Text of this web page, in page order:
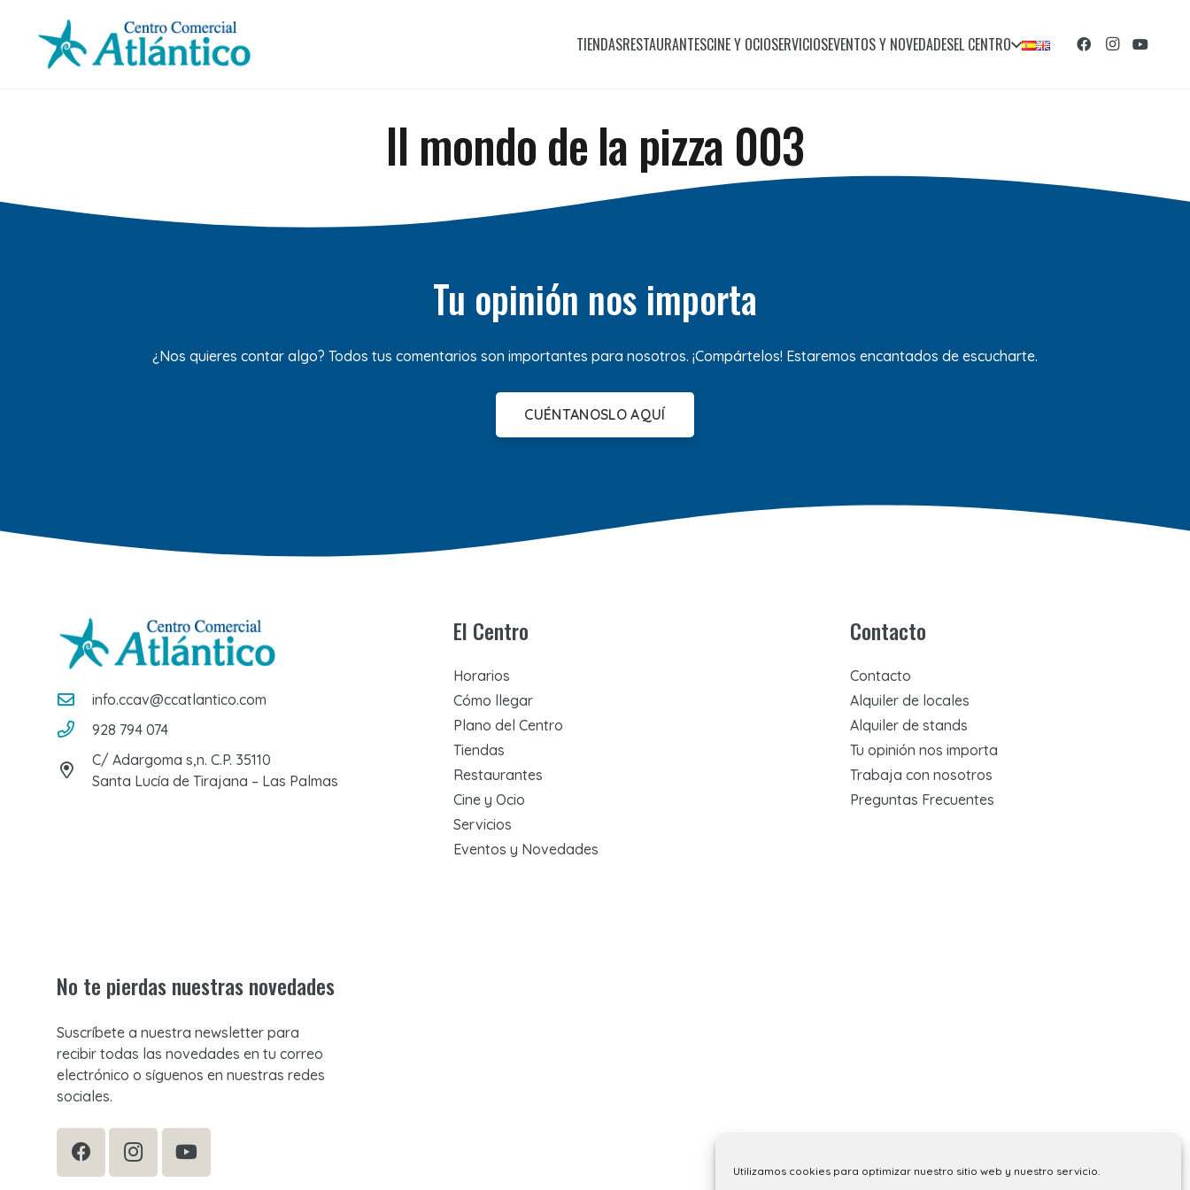
Utilizamos cookies para optimizar nuestro sitio web y nuestro servicio.
TIENDASRESTAURANTESCINE Y OCIOSERVICIOSEVENTOS Y NOVEDADESEL CENTRO
Il mondo de la pizza 003
Tu opinión nos importa
¿Nos quieres contar algo? Todos tus comentarios son importantes para nosotros. ¡Compártelos! Estaremos encantados de escucharte.
CUÉNTANOSLO AQUÍ
info.ccav@ccatlantico.com
928 794 074
C/ Adargoma s,n. C.P. 35110
Santa Lucía de Tirajana – Las Palmas
El Centro
Horarios
Cómo llegar
Plano del Centro
Tiendas
Restaurantes
Cine y Ocio
Servicios
Eventos y Novedades
Contacto
Contacto
Alquiler de locales
Alquiler de stands
Tu opinión nos importa
Trabaja con nosotros
Preguntas Frecuentes
No te pierdas nuestras novedades
Suscríbete a nuestra newsletter para
recibir todas las novedades en tu correo
electrónico o síguenos en nuestras redes
sociales.